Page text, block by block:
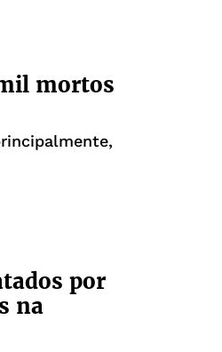
mortos
por
na